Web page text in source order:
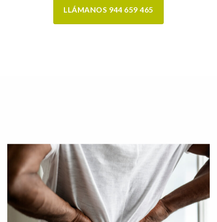
LLÁMANOS 944 659 465